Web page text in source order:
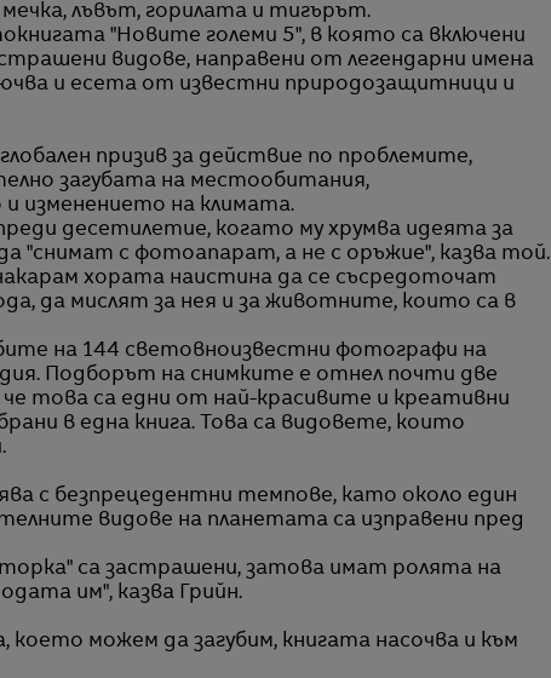
лъвът, горилата и тигърът.
"Новите големи 5", в която са включени
видове, направени от легендарни имена
и есета от известни природозащитници и
призив за действие по проблемите,
загубата на местообитания,
изменението на климата.
десетилетие, когато му хрумва идеята за
"снимат с фотоапарат, а не с оръжие", казва той.
хората наистина да се съсредоточат
да мислят за нея и за животните, които са в
на 144 световноизвестни фотографи на
Подборът на снимките е отнел почти две
че това са едни от най-красивите и креативни
в една книга. Това са видовете, които
с безпрецедентни темпове, като около един
видове на планетата са изправени пред
са застрашени, затова имат ролята на
им", казва Грийн.
което можем да загубим, книгата насочва и към